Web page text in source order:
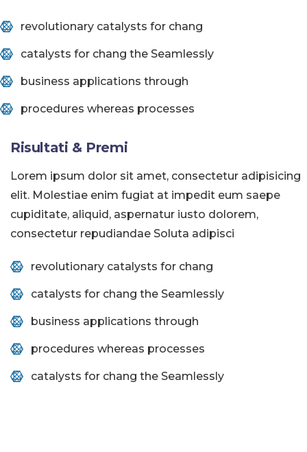
revolutionary catalysts for chang
catalysts for chang the Seamlessly
business applications through
procedures whereas processes
Risultati & Premi
Lorem ipsum dolor sit amet, consectetur adipisicing
elit. Molestiae enim fugiat at impedit eum saepe
cupiditate, aliquid, aspernatur iusto dolorem,
consectetur repudiandae Soluta adipisci
revolutionary catalysts for chang
catalysts for chang the Seamlessly
business applications through
procedures whereas processes
catalysts for chang the Seamlessly